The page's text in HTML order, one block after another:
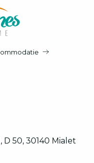
50, 30140 Mialet